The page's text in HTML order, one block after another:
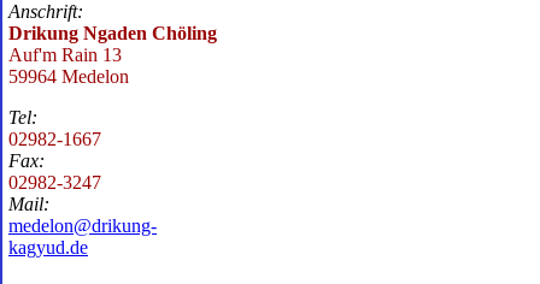
Anschrift:
Drikung Ngaden Chöling
Auf'm Rain 13
59964 Medelon
Tel:
02982-1667
Fax:
02982-3247
Mail:
medelon@drikung-
kagyud.de